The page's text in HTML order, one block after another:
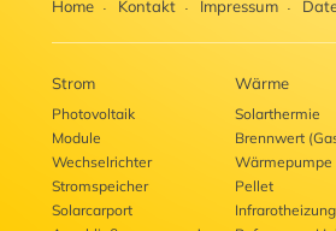
Home Kontakt Impressum
Strom
Photovoltaik
Module
Wechselrichter
Stromspeicher
Solarcarport
Wärme
Solarthermie
Brennwert
Wärmepumpe
Pellet
Infrarotheizung